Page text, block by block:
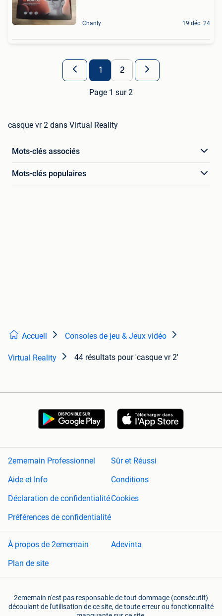
Chanly 19 déc. 24
1 2
Page 1 sur 2
casque vr 2 dans Virtual Reality
Mots-clés associés
Mots-clés populaires
Accueil Consoles de jeu & Jeux vidéo
Virtual Reality 44 résultats pour 'casque vr 2'
2ememain Professionnel
Sûr et Réussi
Aide et Info
Conditions
Déclaration de confidentialitéCookies
Préférences de confidentialité
À propos de 2ememain
Adevinta
Plan de site
2ememain n'est pas responsable de tout dommage (consécutif)
découlant de l'utilisation de ce site, de toute erreur ou fonctionnalité